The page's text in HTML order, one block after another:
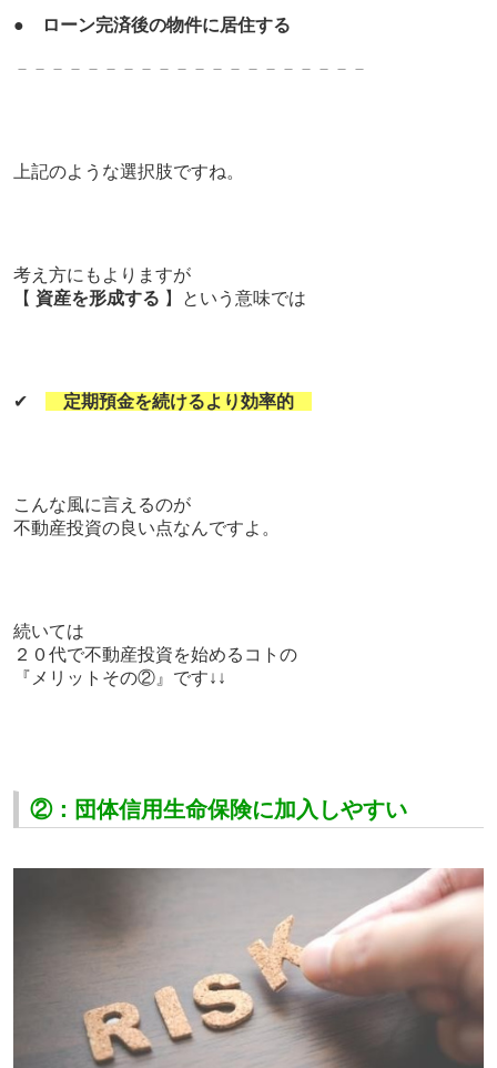
● ローン完済後の物件に居住する
－－－－－－－－－－－－－－－－－－－－
上記のような選択肢ですね。
考え方にもよりますが
【 資産を形成する 】という意味では
✔ 定期預金を続けるより効率的
こんな風に言えるのが
不動産投資の良い点なんですよ。
続いては
２０代で不動産投資を始めるコトの
『メリットその②』です↓↓
②：団体信用生命保険に加入しやすい